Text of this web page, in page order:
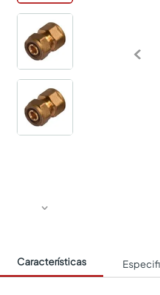
Características